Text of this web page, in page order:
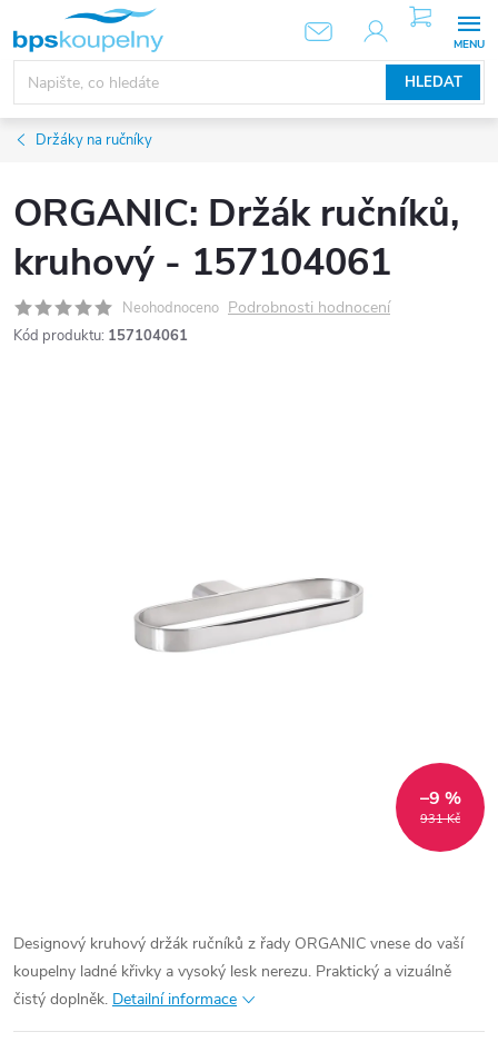
obsah
HLEDAT
NÁKUPNÍ
KOŠÍK
Držáky na ručníky
ORGANIC: Držák ručníků,
kruhový - 157104061
Neohodnoceno Podrobnosti hodnocení
Kód produktu: 157104061
931 Kč
–9 %
Designový kruhový držák ručníků z řady ORGANIC vnese do vaší
koupelny ladné křivky a vysoký lesk nerezu. Praktický a vizuálně
čistý doplněk. Detailní informace